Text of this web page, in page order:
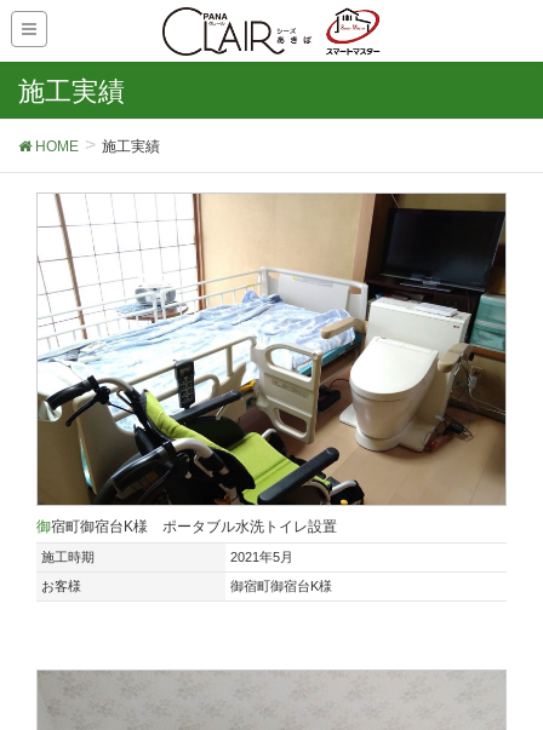
施工実績
HOME 施工実績
御宿町御宿台K様 ポータブル水洗トイレ設置
施工時期
2021年5月
お客様
御宿町御宿台K様